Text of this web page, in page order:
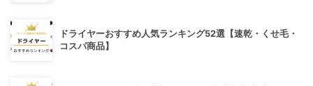
ドライヤーおすすめ人気ランキング52選【速乾・くせ毛・
コスパ商品】